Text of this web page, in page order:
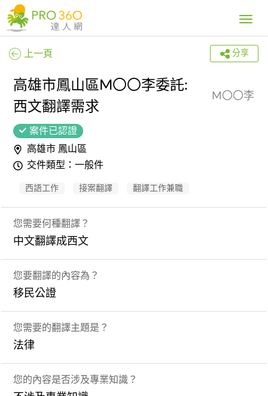
Toggle
上一頁 分享
高雄市鳳山區M〇〇李委託:
西文翻譯需求
M〇〇李
案件已認證
高雄市 鳳山區
交件類型：一般件
西語工作 接案翻譯 翻譯工作兼職
您需要何種翻譯？
中文翻譯成西文
您要翻譯的內容為？
移民公證
您需要的翻譯主題是？
法律
您的內容是否涉及專業知識？